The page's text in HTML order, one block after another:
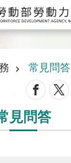
常見問答
見問答